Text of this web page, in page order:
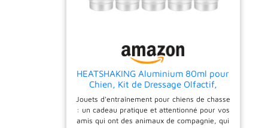
HEATSHAKING Aluminium 80ml pour
Chien, Kit de Dressage Olfactif,
Résistant à l'abrasion, Pack de 10
Pièces, Travail Formation Canine
Jouets d'entraînement pour chiens de chasse
: un cadeau pratique et attentionné pour vos
amis qui ont des animaux de compagnie, qui